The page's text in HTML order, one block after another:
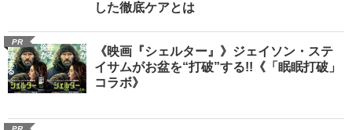
した徹底ケアとは
PR
《映画『シェルター』》ジェイソン・ステ
イサムがお盆を“打破”する!!《「眠眠打破」
コラボ》